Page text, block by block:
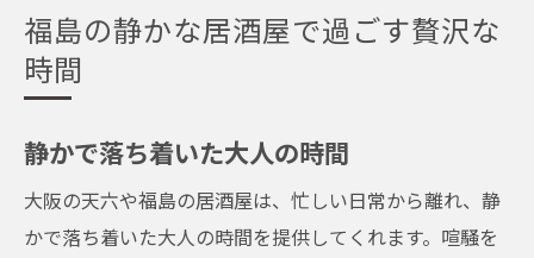
福島の静かな居酒屋で過ごす贅沢な
時間
静かで落ち着いた大人の時間
大阪の天六や福島の居酒屋は、忙しい日常から離れ、静
かで落ち着いた大人の時間を提供してくれます。喧騒を